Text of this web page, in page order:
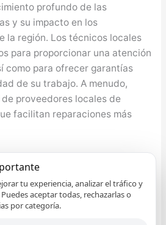
profundo de las
y su impacto en los
la región. Los técnicos locales
para proporcionar una atención
como para ofrecer garantías
de su trabajo. A menudo,
proveedores locales de
facilitan reparaciones más
de un enfoque
los electrodomésticos en
regularmente a un
tu experiencia, analizar el tráfico y
aceptar todas, rechazarlas o
por categoría.